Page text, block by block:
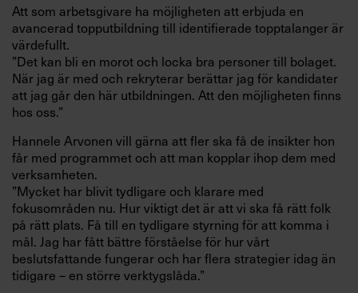
Att som arbetsgivare ha möjligheten att erbjuda en
avancerad topputbildning till identifierade topptalanger är
värdefullt.
”Det kan bli en morot och locka bra personer till bolaget.
När jag är med och rekryterar berättar jag för kandidater
att jag går den här utbildningen. Att den möjligheten finns
hos oss.”
Hannele Arvonen vill gärna att fler ska få de insikter hon
får med programmet och att man kopplar ihop dem med
verksamheten.
”Mycket har blivit tydligare och klarare med
fokusområden nu. Hur viktigt det är att vi ska få rätt folk
på rätt plats. Få till en tydligare styrning för att komma i
mål. Jag har fått bättre förståelse för hur vårt
beslutsfattande fungerar och har flera strategier idag än
tidigare – en större verktygslåda.”